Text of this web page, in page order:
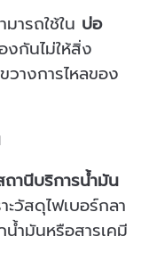
ารถใช้ใน บ่อ
งกันไม่ให้สิ่ง
างการไหลของ
ถานีบริการน้ำมัน
ะวัสดุไฟเบอร์กลา
มันหรือสารเคมี